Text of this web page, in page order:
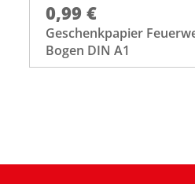
0,99 €
Geschenkpapier
Bogen DIN A1